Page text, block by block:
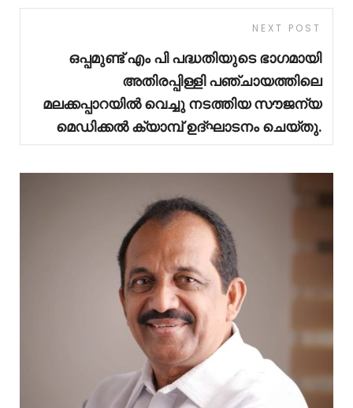
NEXT POST
ഒപ്പമുണ്ട് എം പി പദ്ധതിയുടെ ഭാഗമായി
അതിരപ്പിള്ളി പഞ്ചായത്തിലെ
മലക്കപ്പാറയിൽ വെച്ചു നടത്തിയ സൗജന്യ
മെഡിക്കൽ ക്യാമ്പ് ഉദ്ഘാടനം ചെയ്തു.